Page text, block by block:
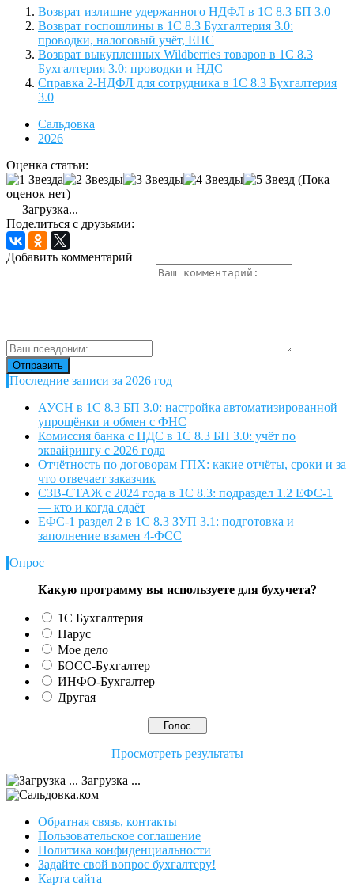
Возврат излишне удержанного НДФЛ в 1С 8.3 БП 3.0
Возврат госпошлины в 1С 8.3 Бухгалтерия 3.0:
проводки, налоговый учёт, ЕНС
Возврат выкупленных Wildberries товаров в 1С 8.3
Бухгалтерия 3.0: проводки и НДС
Справка 2-НДФЛ для сотрудника в 1С 8.3 Бухгалтерия
3.0
Сальдовка
2026
Оценка статьи:
(Пока
оценок нет)
Загрузка...
Поделиться с друзьями:
Добавить комментарий
Последние записи за 2026 год
АУСН в 1С 8.3 БП 3.0: настройка автоматизированной
упрощёнки и обмен с ФНС
Комиссия банка с НДС в 1С 8.3 БП 3.0: учёт по
эквайрингу с 2026 года
Отчётность по договорам ГПХ: какие отчёты, сроки и за
что отвечает заказчик
СЗВ-СТАЖ с 2024 года в 1С 8.3: подраздел 1.2 ЕФС-1
— кто и когда сдаёт
ЕФС-1 раздел 2 в 1С 8.3 ЗУП 3.1: подготовка и
заполнение взамен 4-ФСС
Опрос
Какую программу вы используете для бухучета?
1С Бухгалтерия
Парус
Мое дело
БОСС-Бухгалтер
ИНФО-Бухгалтер
Другая
Просмотреть результаты
Загрузка ...
Обратная связь, контакты
Пользовательское соглашение
Политика конфиденциальности
Задайте свой вопрос бухгалтеру!
Карта сайта